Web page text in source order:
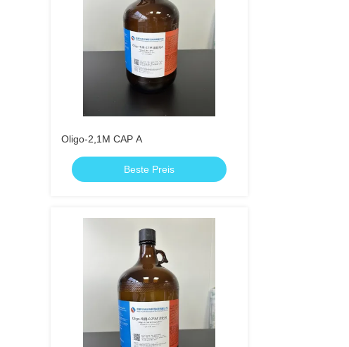
Oligo-2,1M CAP A
Beste Preis